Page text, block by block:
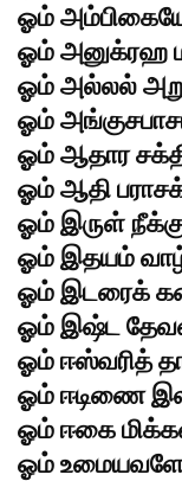
ஓம்
ஓம் அனுக்ரஹ
ஓம் அல்லல்
ஓம்
ஓம் ஆதார
ஓம் ஆதி
ஓம் இருள்
ஓம் இதயம்
ஓம் இடரைக்
ஓம் இஷ்ட
ஓம் ஈஸ்வரித்
ஓம் ஈடிணை
ஓம் ஈகை
ஓம் உமையவளே